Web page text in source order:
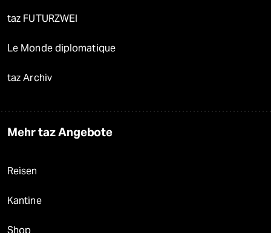
taz FUTURZWEI
Le Monde diplomatique
taz Archiv
Mehr taz Angebote
Reisen
Kantine
Shop